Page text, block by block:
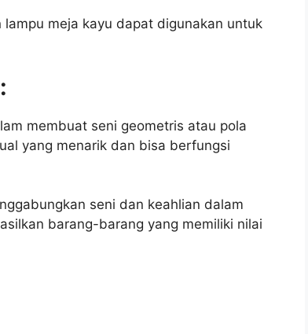
meja kayu dapat digunakan untuk
membuat seni geometris atau pola
yang menarik dan bisa berfungsi
seni dan keahlian dalam
barang-barang yang memiliki nilai